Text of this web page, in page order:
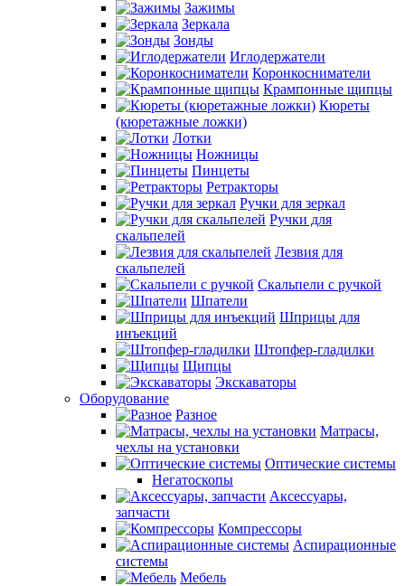
Зажимы
Зеркала
Зонды
Иглодержатели
Коронкосниматели
Крампонные щипцы
Кюреты
(кюретажные ложки)
Лотки
Ножницы
Пинцеты
Ретракторы
Ручки для зеркал
Ручки для
скальпелей
Лезвия для
скальпелей
Скальпели с ручкой
Шпатели
Шприцы для
инъекций
Штопфер-гладилки
Щипцы
Экскаваторы
Оборудование
Разное
Матрасы,
чехлы на установки
Оптические системы
Негатоскопы
Аксессуары,
запчасти
Компрессоры
Аспирационные
системы
Мебель